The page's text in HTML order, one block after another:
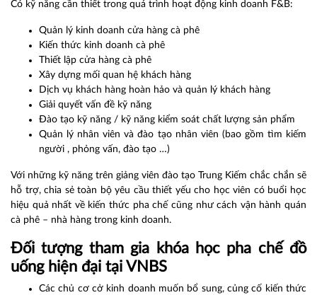
Có kỹ năng cần thiết trong quá trình hoạt động kinh doanh F&B:
Quản lý kinh doanh cửa hàng cà phê
Kiến ​​thức kinh doanh cà phê
Thiết lập cửa hàng cà phê
Xây dựng mối quan hệ khách hàng
Dịch vụ khách hàng hoàn hảo và quản lý khách hàng
Giải quyết vấn đề kỹ năng
Đào tạo kỹ năng / kỹ năng kiểm soát chất lượng sản phẩm
Quản lý nhân viên và đào tạo nhân viên (bao gồm tìm kiếm
người , phỏng vấn, đào tạo …)
Với những kỹ năng trên giảng viên đào tạo Trung Kiếm chắc chắn sẽ
hỗ trợ, chia sẻ toàn bộ yêu cầu thiết yếu cho học viên có buổi học
hiệu quả nhất về kiến thức pha chế cũng như cách vận hành quán
cà phê – nhà hàng trong kinh doanh.
Đối tượng tham gia khóa học pha chế đồ
uống hiện đại tại VNBS
Các chủ cơ cở kinh doanh muốn bổ sung, củng cố kiến thức